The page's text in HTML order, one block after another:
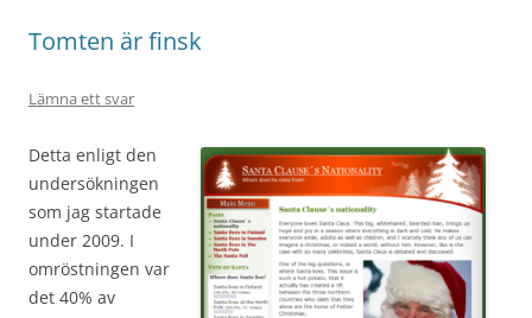
Tomten är finsk
Lämna ett svar
Detta enligt den
undersökningen
som jag startade
under 2009. I
omröstningen var
det 40% av